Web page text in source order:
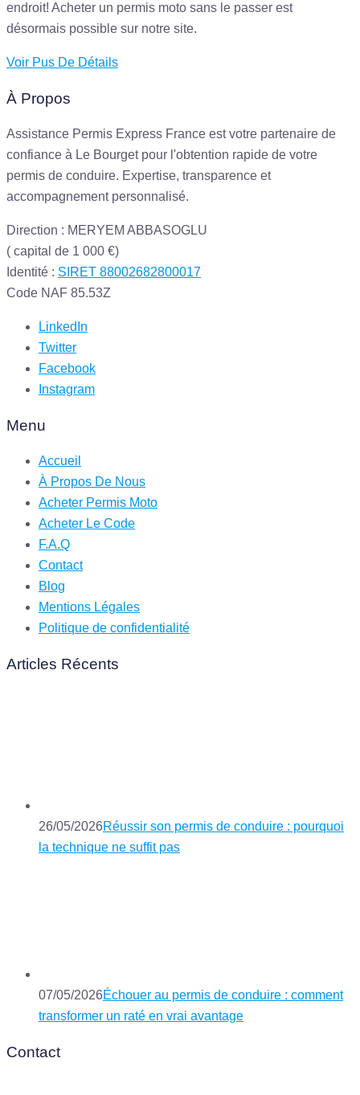
endroit! Acheter un permis moto sans le passer est
désormais possible sur notre site.
Voir Pus De Détails
À Propos
Assistance Permis Express France est votre partenaire de
confiance à Le Bourget pour l'obtention rapide de votre
permis de conduire. Expertise, transparence et
accompagnement personnalisé.
Direction : MERYEM ABBASOGLU
( capital de 1 000 €)
Identité : SIRET 88002682800017
Code NAF 85.53Z
LinkedIn
Twitter
Facebook
Instagram
Menu
Accueil
À Propos De Nous
Acheter Permis Moto
Acheter Le Code
F.A.Q
Contact
Blog
Mentions Légales
Politique de confidentialité
Articles Récents
26/05/2026Réussir son permis de conduire : pourquoi
la technique ne suffit pas
07/05/2026Échouer au permis de conduire : comment
transformer un raté en vrai avantage
Contact